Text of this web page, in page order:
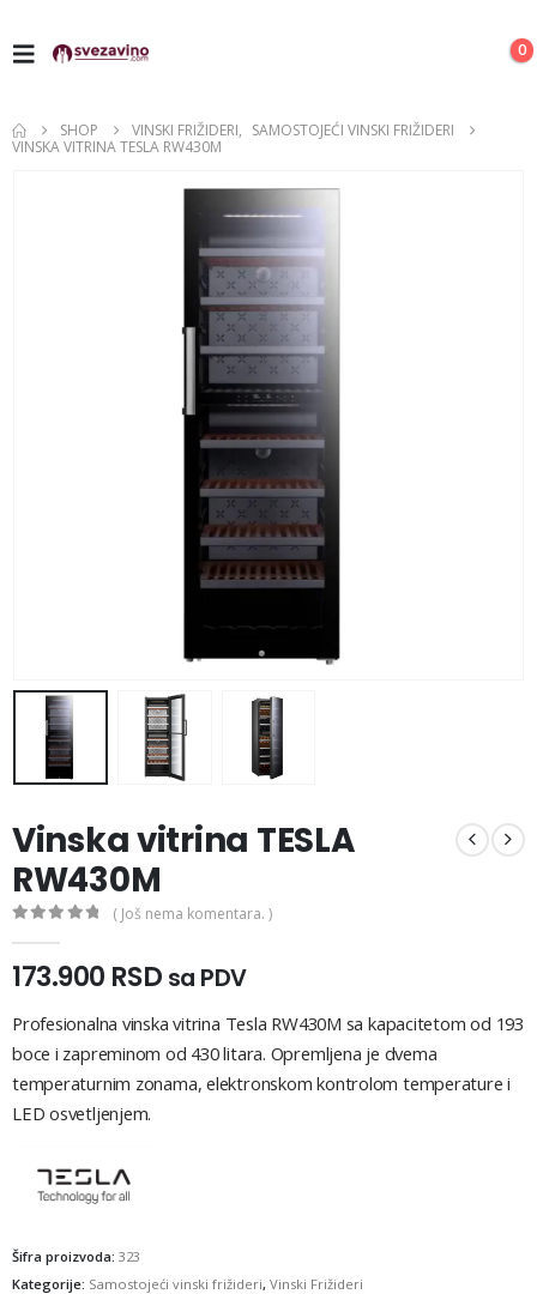
0
SHOP VINSKI FRIŽIDERI, SAMOSTOJEĆI VINSKI FRIŽIDERI
VINSKA VITRINA TESLA RW430M
Vinska vitrina TESLA
RW430M
( Još nema komentara. )
173.900 RSD sa PDV
Profesionalna vinskavitrina Tesla RW430M sakapacitetomod 193
boce i zapreminomod 430litara. Opremljena je dvema
temperaturnim zonama,elektronskomkontrolom temperaturei
LEDosvetljenjem.
Šifra proizvoda: 323
Kategorije: Samostojeći vinski frižideri, Vinski Frižideri